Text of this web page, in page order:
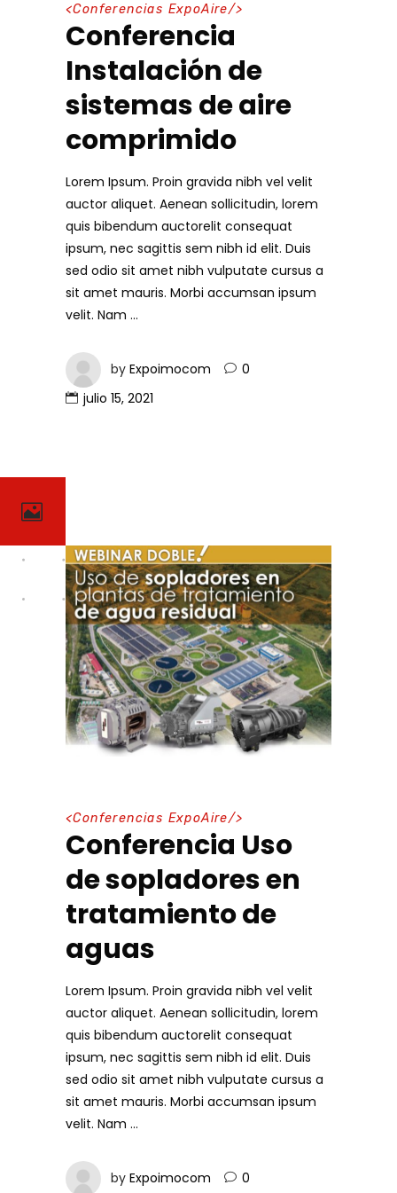
<Conferencias ExpoAire/>
Conferencia
Instalación de
sistemas de aire
comprimido
Lorem Ipsum. Proin gravida nibh vel velit
auctor aliquet. Aenean sollicitudin, lorem
quis bibendum auctorelit consequat
ipsum, nec sagittis sem nibh id elit. Duis
sed odio sit amet nibh vulputate cursus a
sit amet mauris. Morbi accumsan ipsum
velit. Nam
by Expoimocom
0
julio 15, 2021
<Conferencias ExpoAire/>
Conferencia Uso
de sopladores en
tratamiento de
aguas
Lorem Ipsum. Proin gravida nibh vel velit
auctor aliquet. Aenean sollicitudin, lorem
quis bibendum auctorelit consequat
ipsum, nec sagittis sem nibh id elit. Duis
sed odio sit amet nibh vulputate cursus a
sit amet mauris. Morbi accumsan ipsum
velit. Nam
by Expoimocom
0